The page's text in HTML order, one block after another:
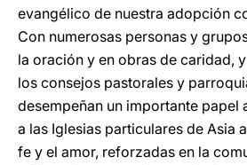
evangélico de nuestra adopción
Con numerosas personas y
la oración y en obras de caridad,
los consejos pastorales y
desempeñan un importante papel
a las Iglesias particulares de Asia
fe y el amor, reforzadas en la